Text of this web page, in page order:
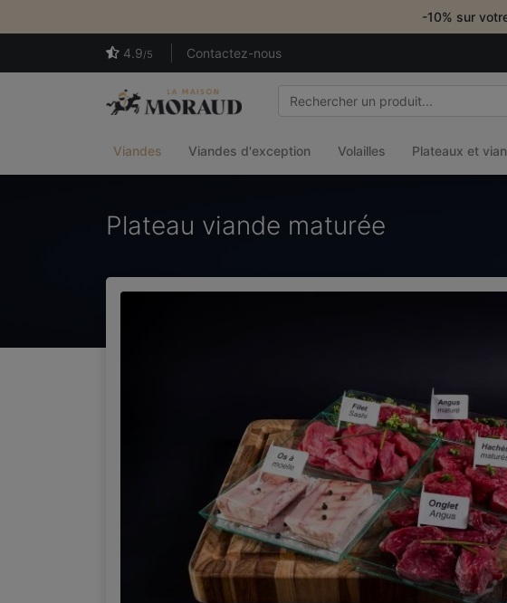
-10% sur
4.9/5 Contactez-nous
Viandes Viandes d'exception Volailles Plateaux et
Plateau viande maturée